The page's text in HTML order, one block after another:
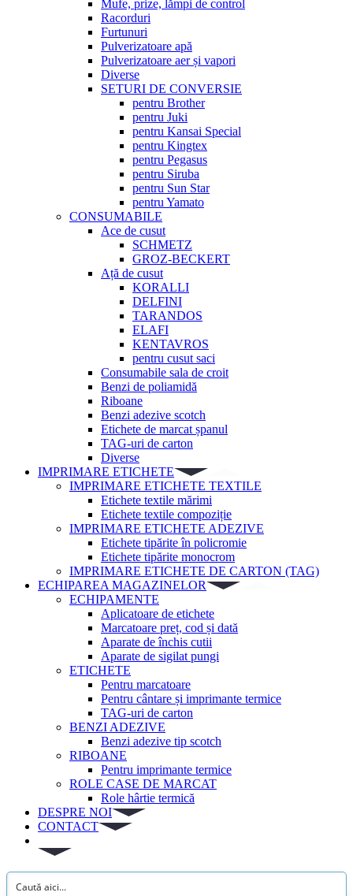
Mufe, prize, lămpi de control
Racorduri
Furtunuri
Pulverizatoare apă
Pulverizatoare aer și vapori
Diverse
SETURI DE CONVERSIE
pentru Brother
pentru Juki
pentru Kansai Special
pentru Kingtex
pentru Pegasus
pentru Siruba
pentru Sun Star
pentru Yamato
CONSUMABILE
Ace de cusut
SCHMETZ
GROZ-BECKERT
Ață de cusut
KORALLI
DELFINI
TARANDOS
ELAFI
KENTAVROS
pentru cusut saci
Consumabile sala de croit
Benzi de poliamidă
Riboane
Benzi adezive scotch
Etichete de marcat șpanul
TAG-uri de carton
Diverse
IMPRIMARE ETICHETE
IMPRIMARE ETICHETE TEXTILE
Etichete textile mărimi
Etichete textile compoziție
IMPRIMARE ETICHETE ADEZIVE
Etichete tipărite în policromie
Etichete tipărite monocrom
IMPRIMARE ETICHETE DE CARTON (TAG)
ECHIPAREA MAGAZINELOR
ECHIPAMENTE
Aplicatoare de etichete
Marcatoare preț, cod și dată
Aparate de închis cutii
Aparate de sigilat pungi
ETICHETE
Pentru marcatoare
Pentru cântare și imprimante termice
TAG-uri de carton
BENZI ADEZIVE
Benzi adezive tip scotch
RIBOANE
Pentru imprimante termice
ROLE CASE DE MARCAT
Role hârtie termică
DESPRE NOI
CONTACT